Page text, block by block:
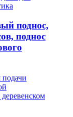
поднос,
поднос